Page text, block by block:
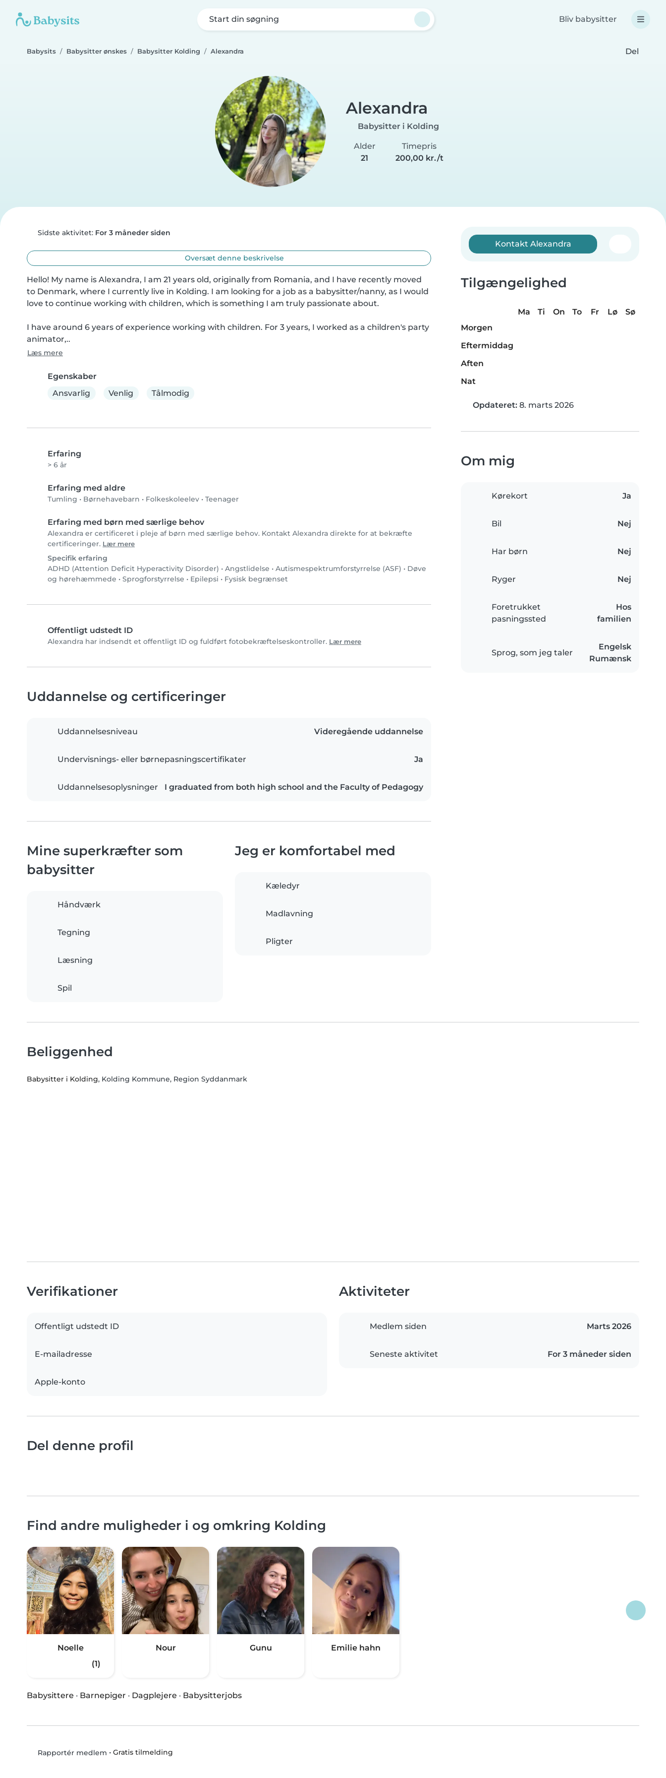
Start din søgning Bliv babysitter
Babysits Babysitter ønskes Babysitter Kolding Alexandra Del
Alexandra
Babysitter i Kolding
Alder
21
Timepris
200,00 kr./t
Sidste aktivitet: For 3 måneder siden
Oversæt denne beskrivelse
Hello! My name is Alexandra, I am 21 years old, originally from Romania, and I have recently moved
to Denmark, where I currently live in Kolding. I am looking for a job as a babysitter/nanny, as I would
love to continue working with children, which is something I am truly passionate about.
I have around 6 years of experience working with children. For 3 years, I worked as a children's party
animator,..
Læs mere
Egenskaber
Ansvarlig
Venlig Tålmodig
Erfaring
> 6 år
Erfaring med aldre
Tumling • Børnehavebarn • Folkeskoleelev • Teenager
Erfaring med børn med særlige behov
Alexandra er certificeret i pleje af børn med særlige behov. Kontakt Alexandra direkte for at bekræfte
certificeringer. Lær mere
Specifik erfaring
ADHD (Attention Deficit Hyperactivity Disorder) • Angstlidelse • Autismespektrumforstyrrelse (ASF) • Døve
og hørehæmmede • Sprogforstyrrelse • Epilepsi • Fysisk begrænset
Offentligt udstedt ID
Alexandra har indsendt et offentligt ID og fuldført fotobekræftelseskontroller. Lær mere
Kontakt Alexandra
Tilgængelighed
Ma Ti On To Fr Lø
Sø
Morgen
Eftermiddag
Aften
Nat
Opdateret: 8. marts 2026
Om mig
Kørekort Ja
Bil Nej
Har børn Nej
Ryger Nej
Foretrukket
pasningssted
Hos
familien
Sprog, som jeg taler
Engelsk
Rumænsk
Uddannelse og certificeringer
Uddannelsesniveau Videregående uddannelse
Undervisnings- eller børnepasningscertifikater Ja
Uddannelsesoplysninger I graduated from both high school and the Faculty of Pedagogy
Mine superkræfter som
babysitter
Håndværk
Tegning
Læsning
Spil
Jeg er komfortabel med
Kæledyr
Madlavning
Pligter
Beliggenhed
Babysitter i Kolding, Kolding Kommune, Region Syddanmark
Verifikationer
Offentligt udstedt ID
E-mailadresse
Apple-konto
Aktiviteter
Medlem siden Marts 2026
Seneste aktivitet For 3 måneder siden
Del denne profil
Find andre muligheder i og omkring Kolding
Noelle
(1)
Nour Gunu Emilie hahn
Babysittere · Barnepiger · Dagplejere · Babysitterjobs
Rapportér medlem • Gratis tilmelding